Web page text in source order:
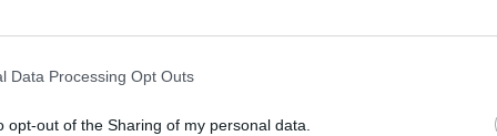
Data Processing Opt Outs
opt-out of the Sharing of my personal data.
Généralement, les premières manifestations de la
parasites responsables de la malaria. Dans sa première
4e